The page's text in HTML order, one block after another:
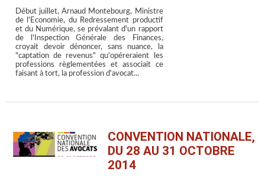
Début juillet, Arnaud Montebourg, Ministre
de l'Economie, du Redressement productif
et du Numérique, se prévalant d'un rapport
de l'Inspection Générale des Finances,
croyait devoir dénoncer, sans nuance, la
"captation de revenus" qu'opéreraient les
professions règlementées et associait ce
faisant à tort, la profession d'avocat...
CONVENTION NATIONALE,
DU 28 AU 31 OCTOBRE
2014